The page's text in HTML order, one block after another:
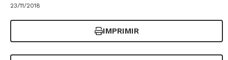
23/11/2018
IMPRIMIR